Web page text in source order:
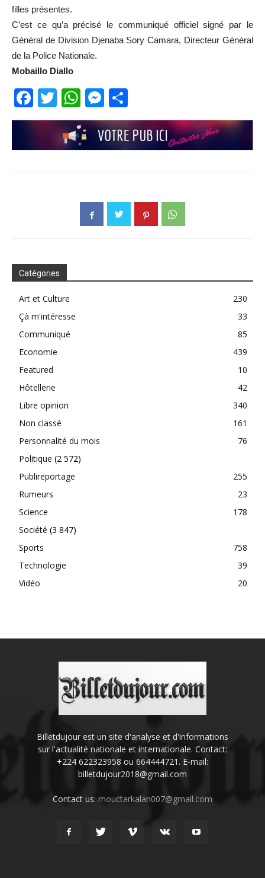
filles présentes.
C’est ce qu’a précisé le communiqué officiel signé par le
Général de Division Djenaba Sory Camara, Directeur Général
de la Police Nationale.
Mobaillo Diallo
Facebook
TwitterWhatsApp
Messenger
Catégories
Art et Culture
230
Çà m'intéresse
33
Communiqué
85
Economie
439
Featured
10
Hôtellerie
42
Libre opinion
340
Non classé
161
Personnalité du mois
76
Politique (2 572)
Publireportage
255
Rumeurs
23
Science
178
Société (3 847)
Sports
758
Technologie
39
Vidéo
20
Billetdujour est un site d'analyse et d'informations
sur l'actualité nationale et internationale. Contact:
+224 622323958 ou 664444721. E-mail:
billetdujour2018@gmail.com
Contact us: mouctarkalan007@gmail.com